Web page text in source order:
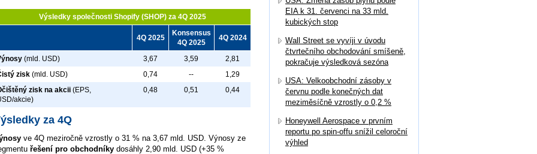
Výsledky společnosti Shopify (SHOP) za 4Q 2025
4Q 2025
Konsensus
4Q 2025
4Q 2024
(mld. USD) 3,67 3,59
2,81
zisk (mld. USD) 0,74 --
1,29
zisk na akcii (EPS,
akcie)
0,48 0,51 0,44
za 4Q
ve 4Q meziročně vzrostly o 31 % na 3,67 mld. USD. Výnosy ze
řešení pro obchodníky dosáhly 2,90 mld. USD (+35 %
EIA k 31. červenci na 33 mld.
kubických stop
Wall Street se vyvíji v úvodu
čtvrtečního obchodování smíšeně,
pokračuje výsledková sezóna
USA: Velkoobchodní zásoby v
červnu podle konečných dat
meziměsíčně vzrostly o 0,2 %
Honeywell Aerospace v prvním
reportu po spin-offu snížil celoroční
výhled